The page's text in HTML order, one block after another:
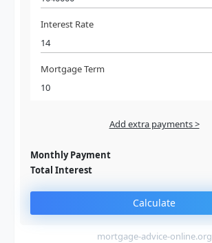
Interest Rate
Mortgage Term
Add extra payments >
Monthly Payment
Total Interest
Calculate
mortgage-advice-online.org